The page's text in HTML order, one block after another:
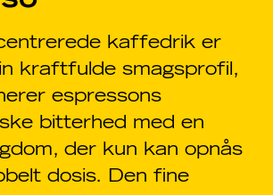
kaffedrik er
kraftfulde smagsprofil,
espressons
bitterhed med en
der kun kan opnås
dosis. Den fine